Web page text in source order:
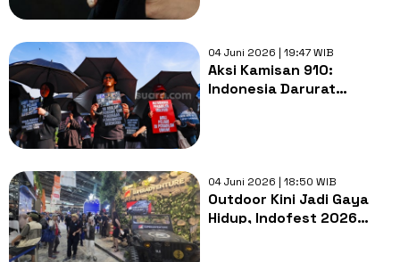
04 Juni 2026 | 19:47 WIB
Aksi Kamisan 910:
Indonesia Darurat
04 Juni 2026 | 18:50 WIB
Outdoor Kini Jadi Gaya
Hidup, Indofest 2026